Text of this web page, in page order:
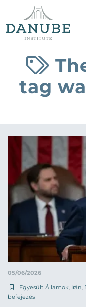
tag
05/06/2026
Egyesült Államok Irán
befejezés